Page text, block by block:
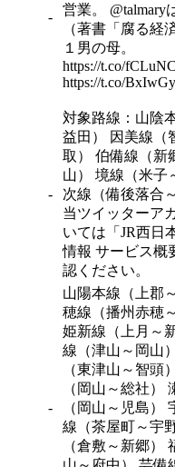
-
営業。 @talmary
（著書「腐る経
１男の母。
https://t.co/
https://t.co/
-
対象路線：山陰
益田） 因美線（
取） 伯備線（新
山） 境線（米子
次線（備後落合
当ツイッターア
いては「JR西日
情報 サービス概
認ください。
-
山陽本線（上郡
穂線（播州赤穂
姫新線（上月～
線（津山～岡山
（東津山～智頭
（岡山～総社）
（岡山～児島）
線（茶屋町～宇
（倉敷～新郷）